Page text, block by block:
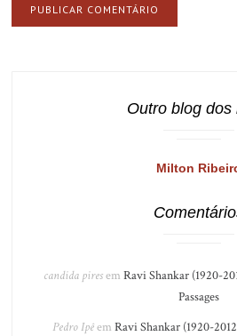
Outro blog dos
Milton
candida piresem Ravi Shankar (1920-
Passages
Pedro Ipêem Ravi Shankar (1920-